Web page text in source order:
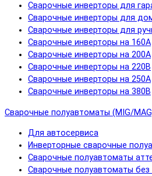
Сварочные инверторы для
Сварочные инверторы для
Сварочные инверторы для
Сварочные инверторы на 160А
Сварочные инверторы на 200А
Сварочные инверторы на 220В
Сварочные инверторы на 250А
Сварочные инверторы на 380В
Сварочные полуавтоматы (MIG/
Для автосервиса
Инверторные сварочные
Сварочные полуавтоматы
Сварочные полуавтоматы без